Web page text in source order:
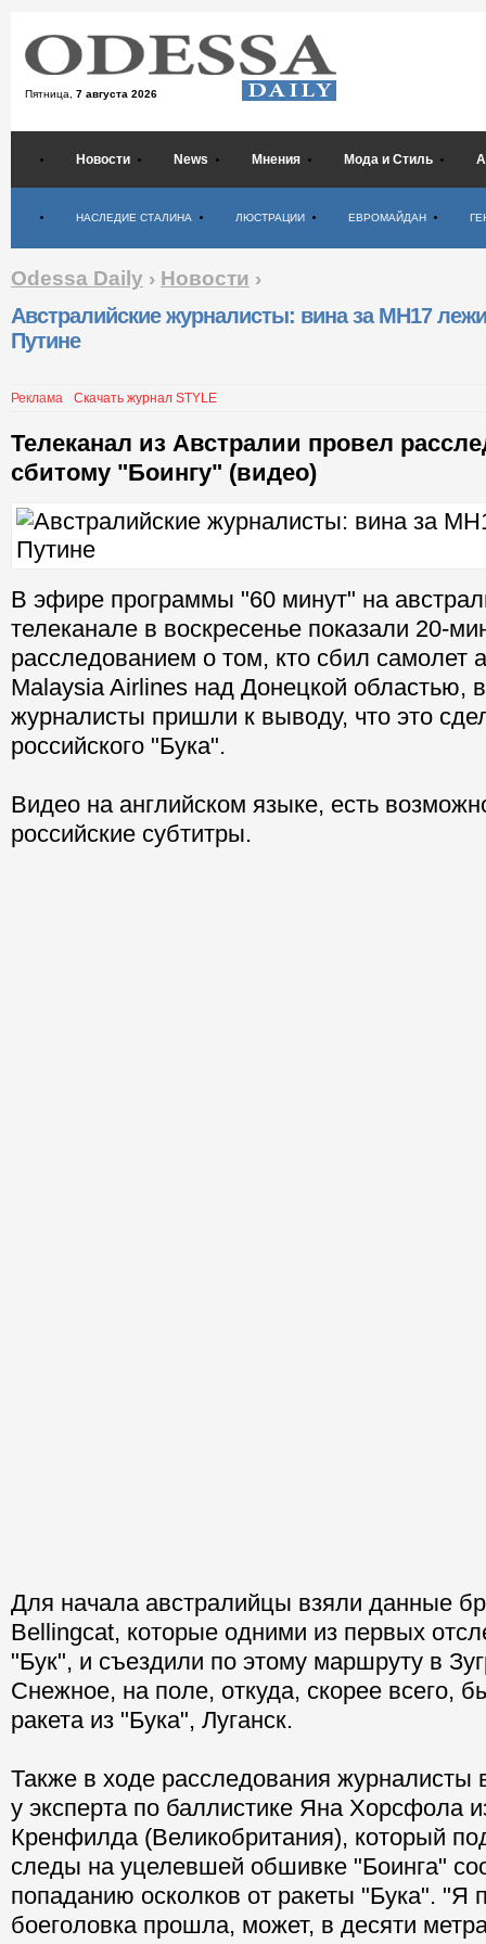
Пятница, 7 августа 2026
Новости News Мнения Мода и Стиль
НАСЛЕДИЕ СТАЛИНА ЛЮСТРАЦИИ ЕВРОМАЙДАН
Odessa Daily › Новости ›
Австралийские журналисты: вина за MH17
Путине
Реклама Скачать журнал STYLE
Телеканал из Австралии провел
сбитому "Боингу" (видео)
В эфире программы "60 минут" на
телеканале в воскресенье показали 20-
расследованием о том, кто сбил самолет
Malaysia Airlines над Донецкой областью,
журналисты пришли к выводу, что это
российского "Бука".
Видео на английском языке, есть
российские субтитры.
Для начала австралийцы взяли данные
Bellingcat, которые одними из первых
"Бук", и съездили по этому маршруту в
Снежное, на поле, откуда, скорее всего,
ракета из "Бука", Луганск.
Также в ходе расследования журналисты
у эксперта по баллистике Яна Хорсфола
Кренфилда (Великобритания), который
следы на уцелевшей обшивке "Боинга"
попаданию осколков от ракеты "Бука". "Я
боеголовка прошла, может, в десяти